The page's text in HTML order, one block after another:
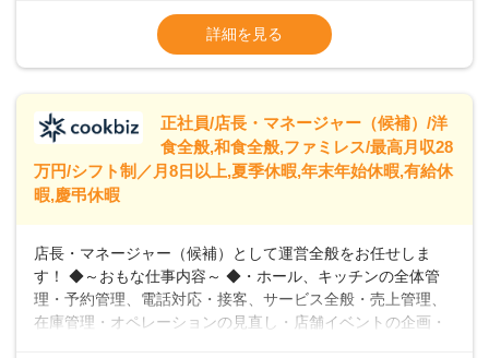
います。私たちは、多様な働き方を提供し、ライフステージ
に合わせた柔軟な勤務時間や働きやすい環境を整えていま
います。
※残業代全額支給
※経験に応じて応相談①ナショナル社員：月
給245,800円～②エリア社員 ：月給
詳細を見る
正社員/店長・マネージャー（候補）/洋
食全般,和食全般,ファミレス/最高月収28
万円/シフト制／月8日以上,夏季休暇,年末年始休暇,有給休
暇,慶弔休暇
店長・マネージャー（候補）として運営全般をお任せしま
す！ ◆～おもな仕事内容～ ◆・ホール、キッチンの全体管
理・予約管理、電話対応・接客、サービス全般・売上管理、
在庫管理・オペレーションの見直し・店舗イベントの企画・